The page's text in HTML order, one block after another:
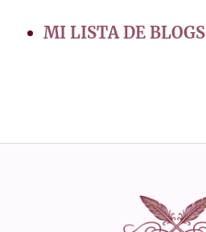
MI LISTA DE BLOGS